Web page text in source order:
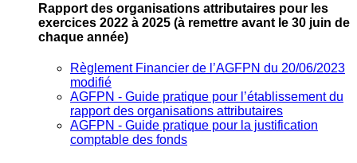
Rapport des organisations attributaires pour les
exercices 2022 à 2025 (à remettre avant le 30 juin de
chaque année)
Règlement Financier de l’AGFPN du 20/06/2023
modifié
AGFPN ‐ Guide pratique pour l’établissement du
rapport des organisations attributaires
AGFPN ‐ Guide pratique pour la justification
comptable des fonds